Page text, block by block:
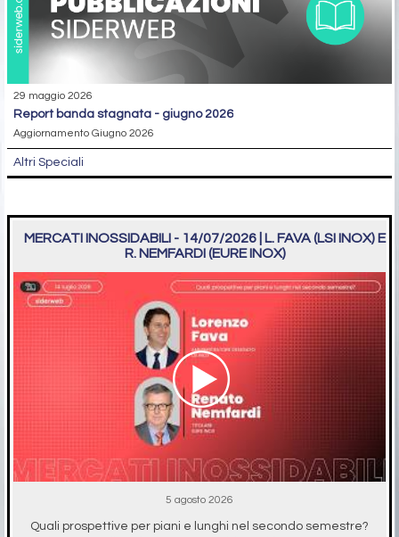
29 maggio 2026
report banda stagnata - giugno 2026
Aggiornamento Giugno 2026
Altri Speciali
MERCATI INOSSIDABILI - 14/07/2026 | L. FAVA (LSI INOX) E
R. NEMFARDI (EURE INOX)
5 agosto 2026
Quali prospettive per piani e lunghi nel secondo semestre?